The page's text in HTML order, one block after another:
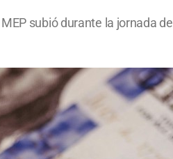
subió durante la jornada de